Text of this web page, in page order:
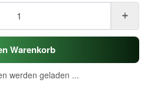
Warenkorb
werden geladen ...